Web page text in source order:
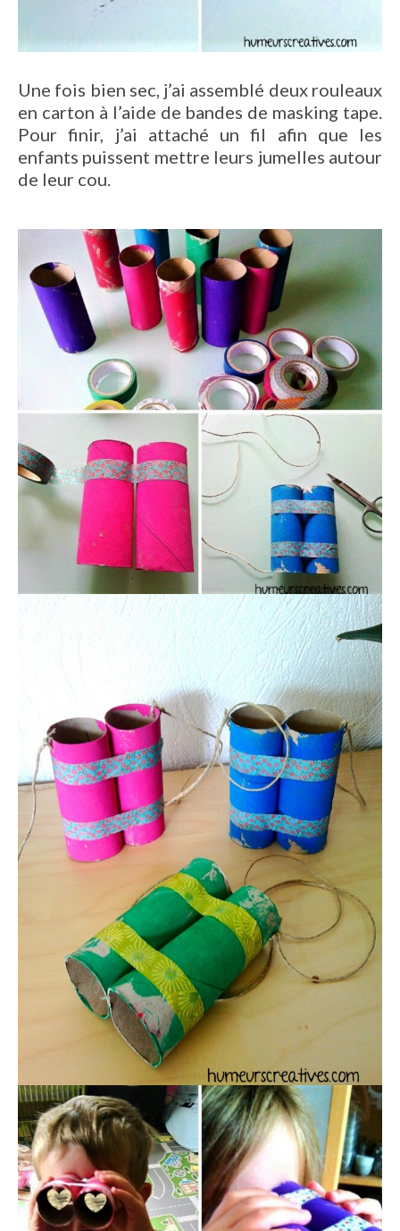
Une fois bien sec, j’ai assemblé deux rouleaux
en carton à l’aide de bandes de masking tape.
Pour finir, j’ai attaché un fil afin que les
enfants puissent mettre leurs jumelles autour
de leur cou.